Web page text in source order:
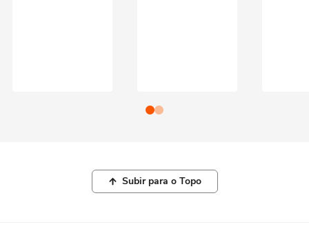
Subir para o Topo